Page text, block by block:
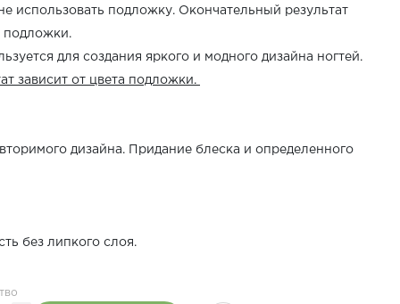
использовать подложку. Окончательный результат
подложки.
для создания яркого и модного дизайна ногтей.
зависит от цвета подложки.
дизайна. Придание блеска и определенного
без липкого слоя.